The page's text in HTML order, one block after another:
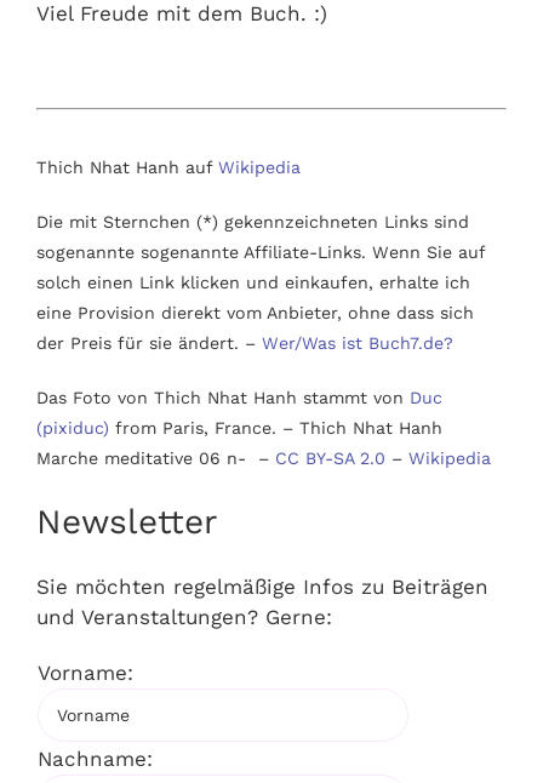
Viel Freude mit dem Buch. :)
Thich Nhat Hanh auf Wikipedia
Die mit Sternchen (*) gekennzeichneten Links sind
sogenannte sogenannte Affiliate-Links. Wenn Sie auf
solch einen Link klicken und einkaufen, erhalte ich
eine Provision dierekt vom Anbieter, ohne dass sich
der Preis für sie ändert. – Wer/Was ist Buch7.de?
Das Foto von Thich Nhat Hanh stammt von Duc
(pixiduc) from Paris, France. – Thich Nhat Hanh
Marche meditative 06 n- – CC BY-SA 2.0 – Wikipedia
Newsletter
Sie möchten regelmäßige Infos zu Beiträgen
und Veranstaltungen? Gerne:
Vorname:
Nachname: